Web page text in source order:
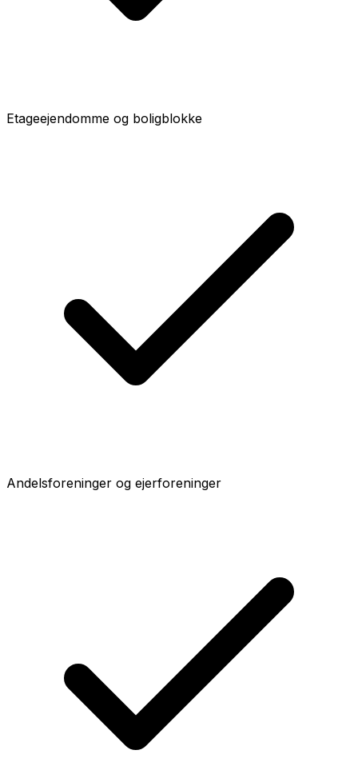
Etageejendomme og boligblokke
Andelsforeninger og ejerforeninger